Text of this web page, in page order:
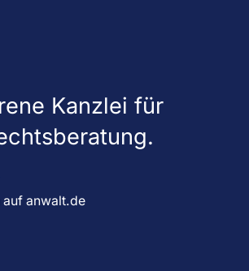
Kanzlei für
auf anwalt.de